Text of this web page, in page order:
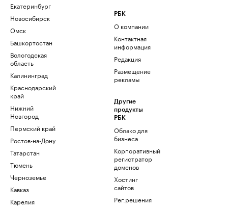
Екатеринбург
Новосибирск
Омск
Башкортостан
Вологодская
область
Калининград
Краснодарский
край
Нижний
Новгород
Пермский край
Ростов-на-Дону
Татарстан
Тюмень
Черноземье
Кавказ
Карелия
РБК
О компании
Контактная
информация
Редакция
Размещение
рекламы
Другие
продукты
РБК
Облако для
бизнеса
Корпоративный
регистратор
доменов
Хостинг
сайтов
Рег.решения